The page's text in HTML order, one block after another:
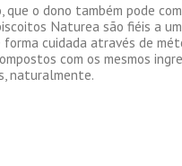
que o dono também pode
Naturea são fiéis a
cuidada através de
com os mesmos
naturalmente.